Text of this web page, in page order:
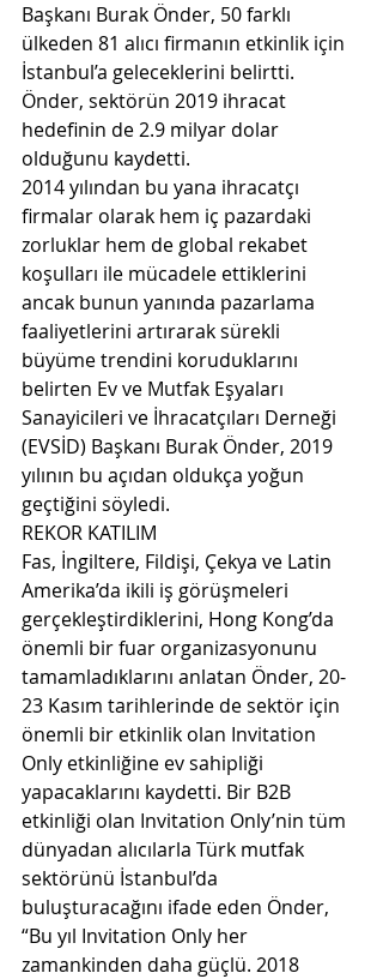
Başkanı Burak Önder, 50 farklı
ülkeden 81 alıcı firmanın etkinlik için
İstanbul’a geleceklerini belirtti.
Önder, sektörün 2019 ihracat
hedefinin de 2.9 milyar dolar
olduğunu kaydetti.
2014 yılından bu yana ihracatçı
firmalar olarak hem iç pazardaki
zorluklar hem de global rekabet
koşulları ile mücadele ettiklerini
ancak bunun yanında pazarlama
faaliyetlerini artırarak sürekli
büyüme trendini koruduklarını
belirten Ev ve Mutfak Eşyaları
Sanayicileri ve İhracatçıları Derneği
(EVSİD) Başkanı Burak Önder, 2019
yılının bu açıdan oldukça yoğun
geçtiğini söyledi.
REKOR KATILIM
Fas, İngiltere, Fildişi, Çekya ve Latin
Amerika’da ikili iş görüşmeleri
gerçekleştirdiklerini, Hong Kong’da
önemli bir fuar organizasyonunu
tamamladıklarını anlatan Önder, 20-
23 Kasım tarihlerinde de sektör için
önemli bir etkinlik olan Invitation
Only etkinliğine ev sahipliği
yapacaklarını kaydetti. Bir B2B
etkinliği olan Invitation Only’nin tüm
dünyadan alıcılarla Türk mutfak
sektörünü İstanbul’da
buluşturacağını ifade eden Önder,
“Bu yıl Invitation Only her
zamankinden daha güçlü. 2018